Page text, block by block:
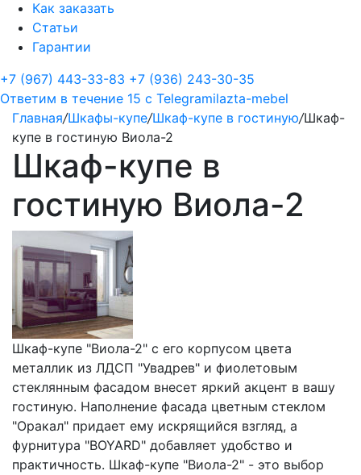
Как заказать
Статьи
Гарантии
+7 (967) 443-33-83 +7 (936) 243-30-35
Ответим в течение 15 с Telegramilazta-mebel
Главная/Шкафы-купе/Шкаф-купе в гостиную/Шкаф-
купе в гостиную Виола-2
Шкаф-купе в
гостиную Виола-2
Шкаф-купе "Виола-2" с его корпусом цвета
металлик из ЛДСП "Увадрев" и фиолетовым
стеклянным фасадом внесет яркий акцент в вашу
гостиную. Наполнение фасада цветным стеклом
"Оракал" придает ему искрящийся взгляд, а
фурнитура "BOYARD" добавляет удобство и
практичность. Шкаф-купе "Виола-2" - это выбор